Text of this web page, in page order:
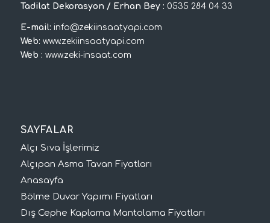
Tadilat Dekorasyon / Erhan Bey : 0535 284 04 33
E-mail: info@zekiinsaatyapi.com
Web: www.zekiinsaatyapi.com
Web : www.zeki-insaat.com
SAYFALAR
Alçı Sıva İşlerimiz
Alçıpan Asma Tavan Fiyatları
Anasayfa
Bölme Duvar Yapımı Fiyatları
Dış Cephe Kaplama Mantolama Fiyatları